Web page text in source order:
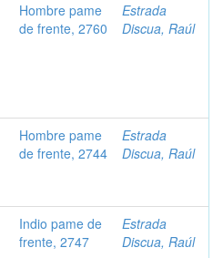
Hombre pame
de frente, 2760
Estrada
Discua, Raúl
Hombre pame
de frente, 2744
Estrada
Discua, Raúl
Indio pame de
frente, 2747
Estrada
Discua, Raúl